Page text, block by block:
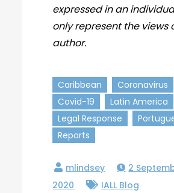
expressed in an
only represent the views
author.
Caribbean
Coronavirus
Covid-19
Latin America
Legal Response
Reports
2
2020
IALL Blog